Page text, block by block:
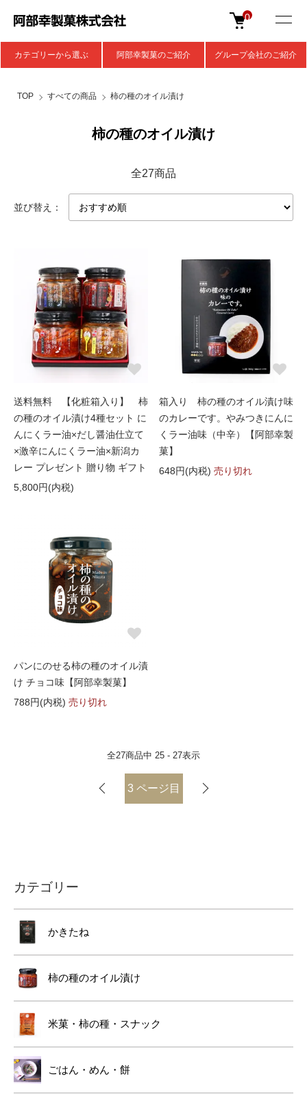
0
カテゴリーから選ぶ 阿部幸製菓のご紹介 グループ会社のご紹介
TOP すべての商品 柿の種のオイル漬け
柿の種のオイル漬け
全27商品
並び替え：
送料無料 【化粧箱入り】 柿
の種のオイル漬け4種セット に
んにくラー油×だし醤油仕立て
×激辛にんにくラー油×新潟カ
レー プレゼント 贈り物 ギフト
5,800円(内税)
箱入り 柿の種のオイル漬け味
のカレーです。やみつきにんに
くラー油味（中辛）【阿部幸製
菓】
648円(内税) 売り切れ
パンにのせる柿の種のオイル漬
け チョコ味【阿部幸製菓】
788円(内税) 売り切れ
全27商品中 25 - 27表示
3 ページ目
カテゴリー
かきたね
柿の種のオイル漬け
米菓・柿の種・スナック
ごはん・めん・餅